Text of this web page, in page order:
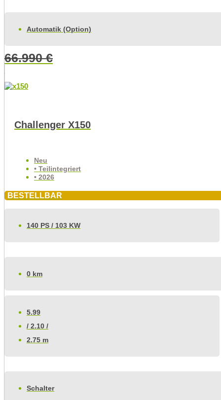
Automatik (Option)
66.990€
Challenger X150
Neu
• Teilintegriert
• 2026
BESTELLBAR
140 PS / 103 KW
0 km
5.99
/ 2.10 /
2.75 m
Schalter